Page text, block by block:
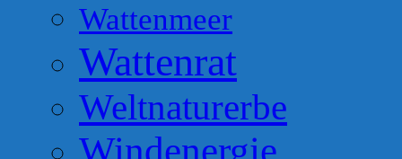
Wattenmeer
Wattenrat
Weltnaturerbe